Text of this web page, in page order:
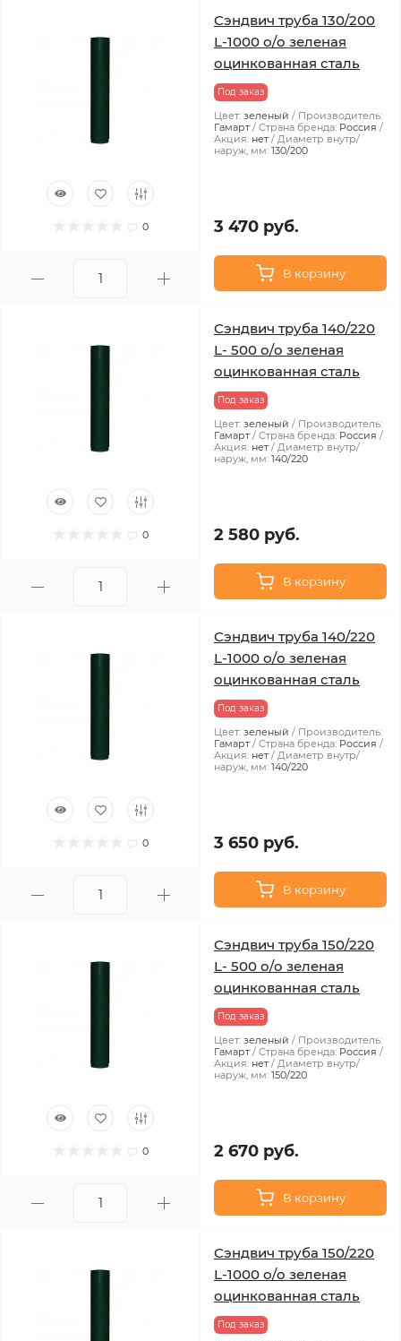
0
Сэндвич труба 130/200
L-1000 о/о зеленая
оцинкованная сталь
Под заказ
Цвет: зеленый
Производитель:
Гамарт
Страна бренда: Россия
Акция: нет
Диаметр внутр/
наруж, мм: 130/200
3 470 руб.
В корзину
0
Сэндвич труба 140/220
L- 500 о/о зеленая
оцинкованная сталь
Под заказ
Цвет: зеленый
Производитель:
Гамарт
Страна бренда: Россия
Акция: нет
Диаметр внутр/
наруж, мм: 140/220
2 580 руб.
В корзину
0
Сэндвич труба 140/220
L-1000 о/о зеленая
оцинкованная сталь
Под заказ
Цвет: зеленый
Производитель:
Гамарт
Страна бренда: Россия
Акция: нет
Диаметр внутр/
наруж, мм: 140/220
3 650 руб.
В корзину
0
Сэндвич труба 150/220
L- 500 о/о зеленая
оцинкованная сталь
Под заказ
Цвет: зеленый
Производитель:
Гамарт
Страна бренда: Россия
Акция: нет
Диаметр внутр/
наруж, мм: 150/220
2 670 руб.
В корзину
Сэндвич труба 150/220
L-1000 о/о зеленая
оцинкованная сталь
Под заказ